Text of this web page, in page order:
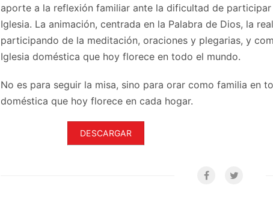
aporte a la reflexión familiar ante la dificultad de
Iglesia. La animación, centrada en la Palabra de Dios, la
participando de la meditación, oraciones y plegarias, y
Iglesia doméstica que hoy florece en todo el mundo.
No es para seguir la misa, sino para orar como familia en
doméstica que hoy florece en cada hogar.
DESCARGAR